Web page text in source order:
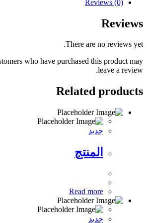
Reviews (0)
Reviews
There are no reviews yet.
who have purchased this product may
leave a review.
Related products
جديد
المنتج
Read more
جديد